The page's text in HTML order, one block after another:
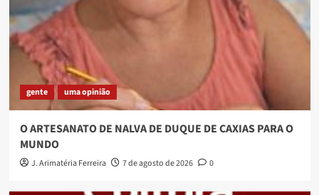
gente uma opinião
O ARTESANATO DE NALVA DE DUQUE DE CAXIAS PARA O
MUNDO
J. Arimatéria Ferreira 7 de agosto de 2026 0